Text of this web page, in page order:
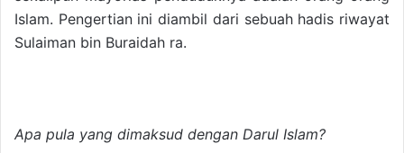
Islam. Pengertian ini diambil dari sebuah hadis riwayat
Sulaiman bin Buraidah ra.
Apa pula yang dimaksud dengan Darul Islam?